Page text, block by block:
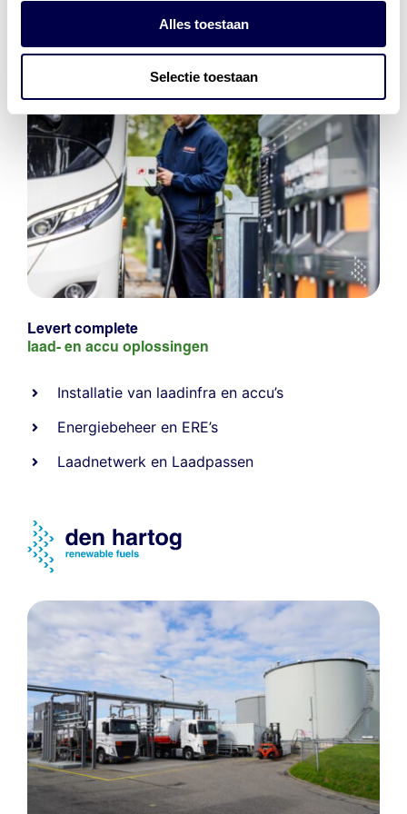
Alles toestaan
Selectie toestaan
Levert complete
laad- en accu oplossingen
Installatie van laadinfra en accu’s
Energiebeheer en ERE’s
Laadnetwerk en Laadpassen